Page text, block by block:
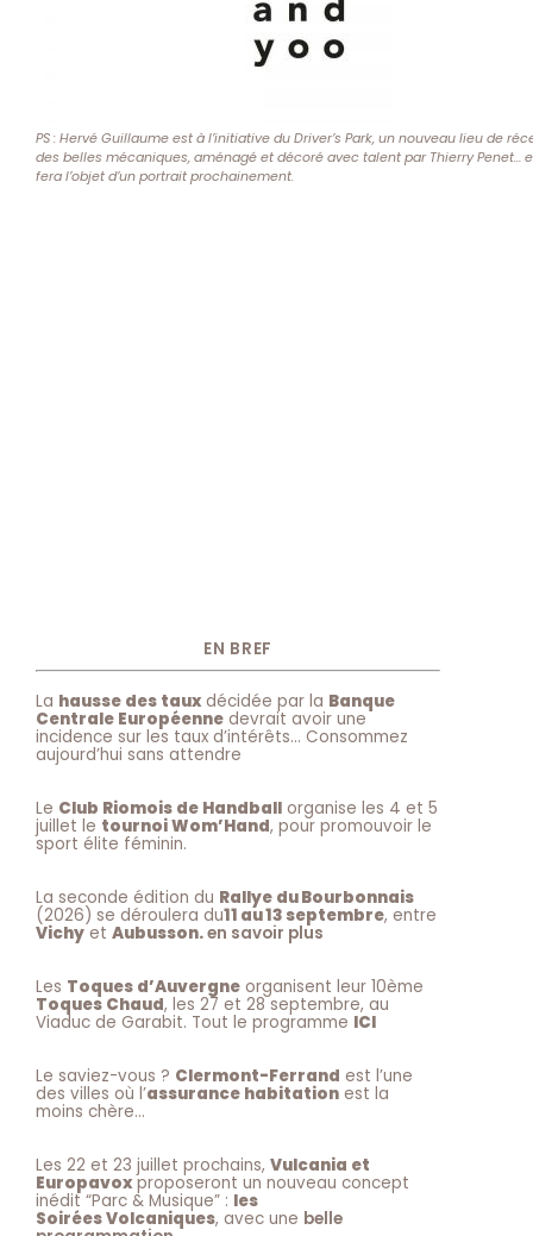
PS : Hervé Guillaume est à l’initiative du Driver’s Park, un nouveau lieu de
des belles mécaniques, aménagé et décoré avec talent par Thierry Penet…
fera l’objet d’un portrait prochainement.
EN BREF
La hausse des taux décidée par la Banque
Centrale Européenne devrait avoir une
incidence sur les taux d’intérêts… Consommez
aujourd’hui sans attendre
Le Club Riomois de Handball organise les 4 et 5
juillet le tournoi Wom’Hand, pour promouvoir le
sport élite féminin.
La seconde édition du Rallye du Bourbonnais
(2026) se déroulera du11 au 13 septembre, entre
Vichy et Aubusson.en savoir plus
Les Toques d’Auvergne organisent leur 10ème
Toques Chaud, les 27 et 28 septembre, au
Viaduc de Garabit. Tout le programme ICI
Le saviez-vous ? Clermont-Ferrand est l’une
des villes où l’assurance habitation est la
moins chère…
Les 22 et 23 juillet prochains, Vulcania et
Europavoxproposeront un nouveau concept
inédit “Parc & Musique” : les
Soirées Volcaniques, avec une belle